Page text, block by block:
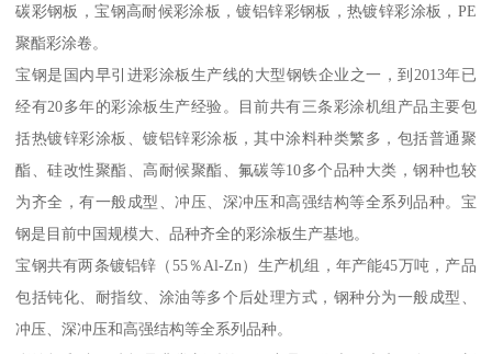
碳彩钢板，宝钢高耐候彩涂板，镀铝锌彩钢板，热镀锌彩涂板，PE
聚酯彩涂卷。
宝钢是国内早引进彩涂板生产线的大型钢铁企业之一，到2013年已
经有20多年的彩涂板生产经验。目前共有三条彩涂机组产品主要包
括热镀锌彩涂板、镀铝锌彩涂板，其中涂料种类繁多，包括普通聚
酯、硅改性聚酯、高耐候聚酯、氟碳等10多个品种大类，钢种也较
为齐全，有一般成型、冲压、深冲压和高强结构等全系列品种。宝
钢是目前中国规模大、品种齐全的彩涂板生产基地。
宝钢共有两条镀铝锌（55％Al-Zn）生产机组，年产能45万吨，产品
包括钝化、耐指纹、涂油等多个后处理方式，钢种分为一般成型、
冲压、深冲压和高强结构等全系列品种。